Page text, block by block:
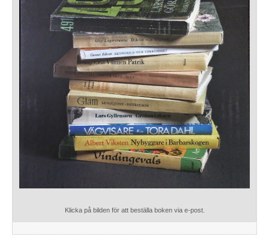
Klicka på bilden för att beställa boken via e-post.